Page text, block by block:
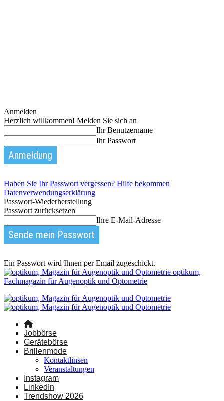
Anmelden
Herzlich willkommen! Melden Sie sich an
Ihr Benutzername
Ihr Passwort
Haben Sie Ihr Passwort vergessen? Hilfe bekommen
Datenverwendungserklärung
Passwort-Wiederherstellung
Passwort zurücksetzen
Ihre E-Mail-Adresse
Ein Passwort wird Ihnen per Email zugeschickt.
optikum,
Fachmagazin für Augenoptik und Optometrie
Jobbörse
Gerätebörse
Brillenmode
Kontaktlinsen
Veranstaltungen
Instagram
LinkedIn
Trendshow 2026